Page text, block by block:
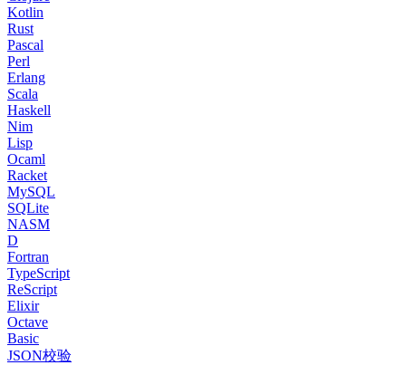
Kotlin
Rust
Pascal
Perl
Erlang
Scala
Haskell
Nim
Lisp
Ocaml
Racket
MySQL
SQLite
NASM
D
Fortran
TypeScript
ReScript
Elixir
Octave
Basic
JSON校验